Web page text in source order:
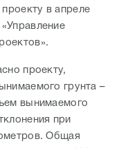
в апреле
проекту,
грунта –
вынимаемого
при
Общая